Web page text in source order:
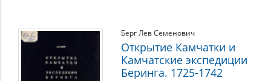
Берг Лев Семенович
Открытие Камчатки и
Камчатские экспедиции
Беринга. 1725-1742